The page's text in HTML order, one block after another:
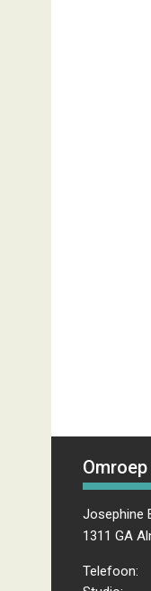
Josephine
1311 GA
Telefoon: